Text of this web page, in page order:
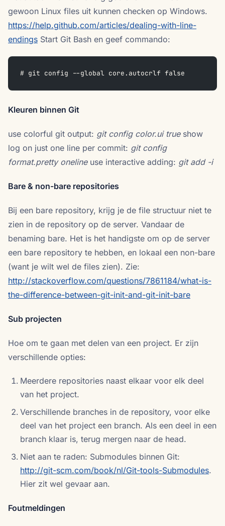
gewoon Linux files uit kunnen checken op Windows.
https://help.github.com/articles/dealing-with-line-
endings Start Git Bash en geef commando:
# git config --global core.autocrlf false
Kleuren binnen Git
use colorful git output: git config color.ui trueshow
log on just one line per commit: git config
format.pretty onelineuse interactive adding: git add -i
Bare & non-bare repositories
Bij een bare repository, krijg je de file structuur niet te
zien in de repository op de server. Vandaar de
benaming bare. Het is het handigste om op de server
een bare repository te hebben, en lokaal een non-bare
(want je wilt wel de files zien). Zie:
http://stackoverflow.com/questions/7861184/what-is-
the-difference-between-git-init-and-git-init-bare
Sub projecten
Hoe om te gaan met delen van een project. Er zijn
verschillende opties:
Meerdere repositories naast elkaar voor elk deel
van het project.
Verschillende branches in de repository, voor elke
deel van het project een branch. Als een deel in een
branch klaar is, terug mergen naar de head.
Niet aan te raden: Submodules binnen Git:
http://git-scm.com/book/nl/Git-tools-Submodules.
Hier zit wel gevaar aan.
Foutmeldingen